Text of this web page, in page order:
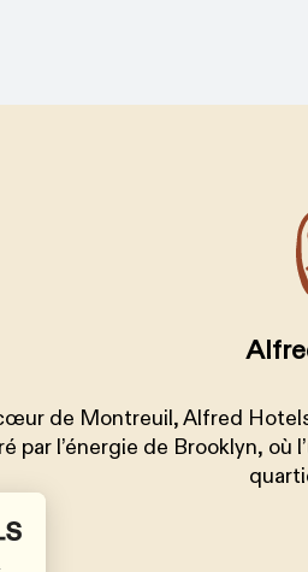
de Montreuil, Alfred
par l’énergie de Brooklyn,